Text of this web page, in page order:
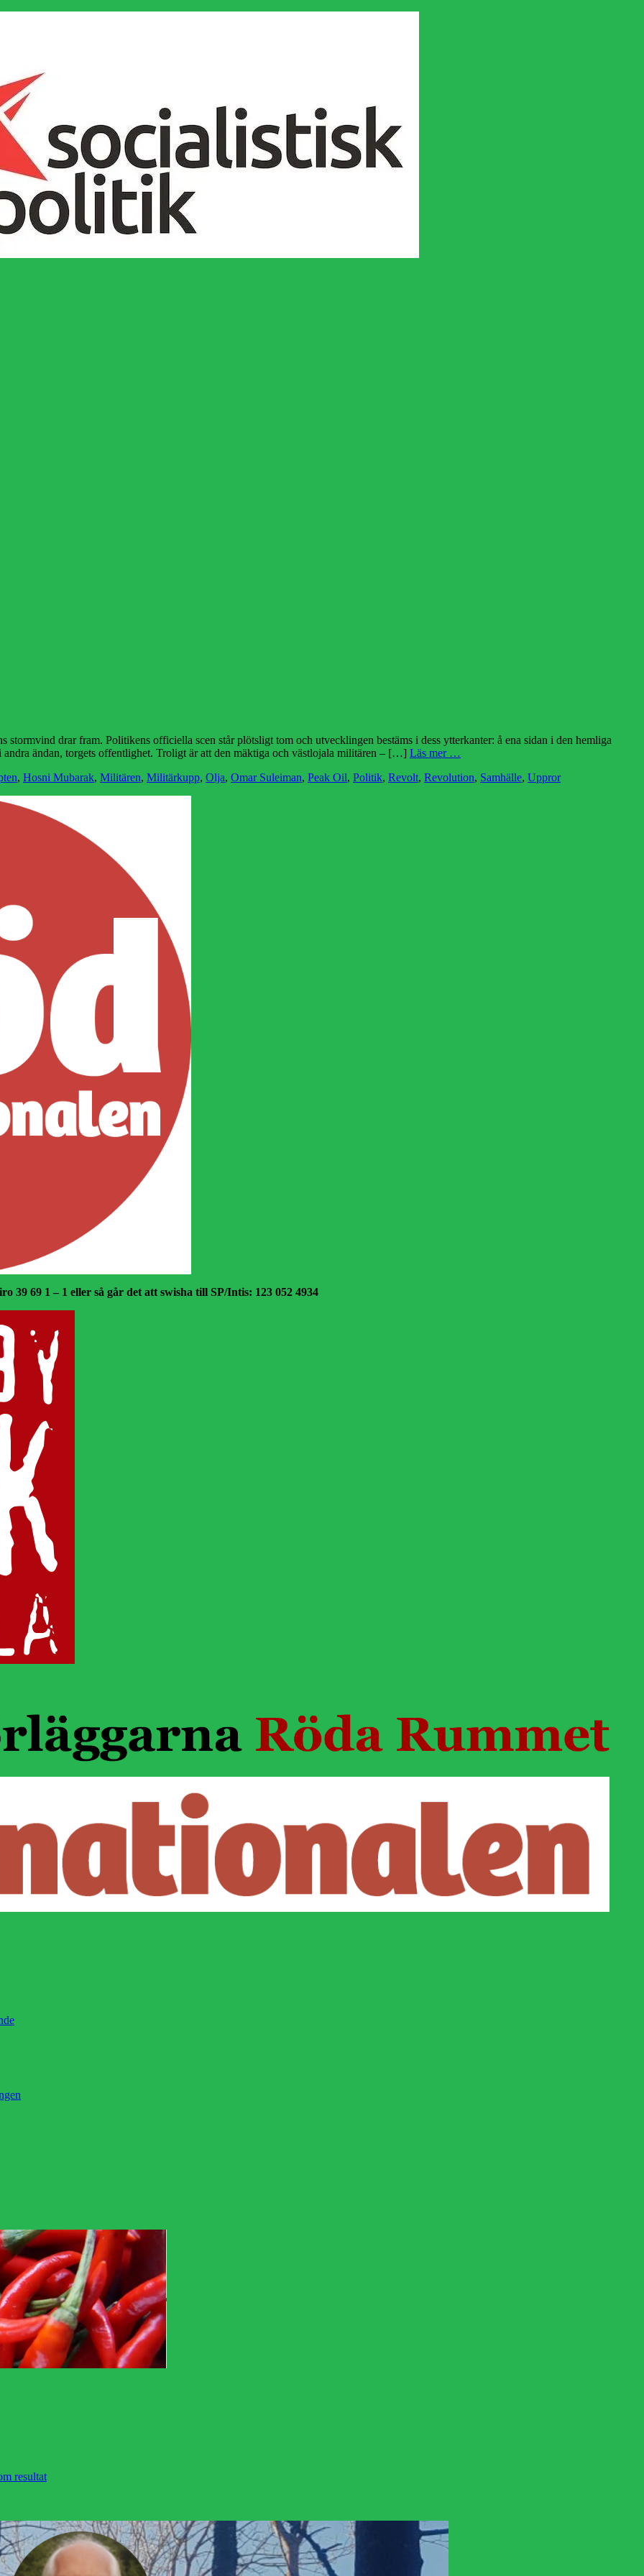
drar fram. Politikens officiella scen står plötsligt tom och utvecklingen bestäms i dess ytterkanter: å ena sidan i den hemliga
andra ändan, torgets offentlighet. Troligt är att den mäktiga och västlojala militären – […] Läs mer …
, Hosni Mubarak, Militären, Militärkupp, Olja, Omar Suleiman, Peak Oil, Politik, Revolt, Revolution, Samhälle, Uppror
69 1 – 1 eller så går det att swisha till SP/Intis: 123 052 4934
resultat